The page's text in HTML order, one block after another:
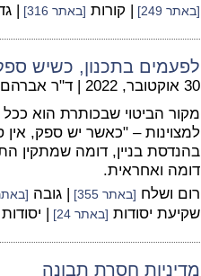
[באתר 249] | קורות [באתר 316] |
לפעמים בתכנון, כשיש
30 אוקטובר, 2022 | ד"ר אברהם
מקור הביטוי שבכותרת הוא
למצוינות – "כאשר יש ספק, אין
בהנדסת בניין, דומה שמתקין
דומה ואחראית.
רום ושלח [באתר 355] | גובה [באתר
שקיעת יסודות [באתר 24] | יסודות
מדיניות חסרת תבונה